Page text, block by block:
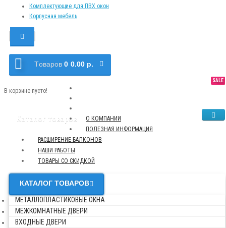
Комплектующие для ПВХ окон
Корпусная мебель
Tоваров 0 0.00 р.
В корзине пусто!
Каталог товаров
О КОМПАНИИ
ПОЛЕЗНАЯ ИНФОРМАЦИЯ
NEW
РАСШИРЕНИЕ БАЛКОНОВ
TOP
НАШИ РАБОТЫ
SALE
ТОВАРЫ СО СКИДКОЙ
КАТАЛОГ ТОВАРОВ
МЕТАЛЛОПЛАСТИКОВЫЕ ОКНА
МЕЖКОМНАТНЫЕ ДВЕРИ
ВХОДНЫЕ ДВЕРИ